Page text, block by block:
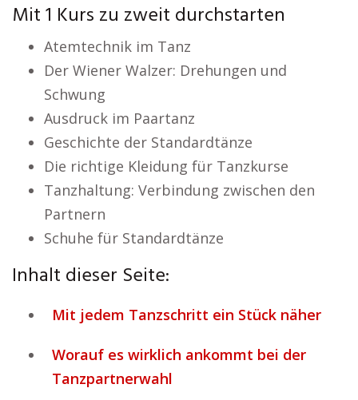
Mit 1 Kurs zu zweit durchstarten
Atemtechnik im Tanz
Der Wiener Walzer: Drehungen und
Schwung
Ausdruck im Paartanz
Geschichte der Standardtänze
Die richtige Kleidung für Tanzkurse
Tanzhaltung: Verbindung zwischen den
Partnern
Schuhe für Standardtänze
Inhalt dieser Seite:
Mit jedem Tanzschritt ein Stück näher
Worauf es wirklich ankommt bei der
Tanzpartnerwahl